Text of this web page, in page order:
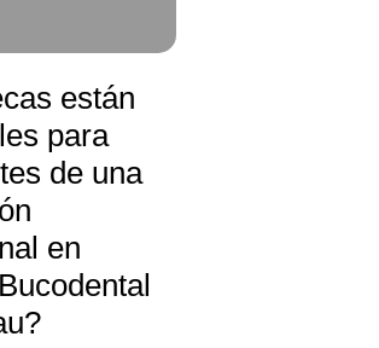
están
para
de una
en